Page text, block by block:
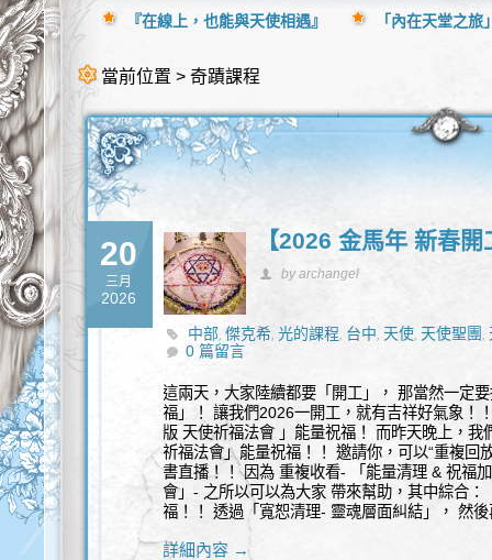
當前位置 > 奇蹟課程
20
三月
2026
【2026 金馬年 新春
by archangel
中部,傑克希,光的課程, 台中, 天使, 天使聖團 ,
何,能量,
0 篇留言
這兩天，大家陸續都要「開工」， 那當然一定
福」！ 讓我們2026一開工，就有吉祥好氣象！
版 天使祈福法會 」能量祝福！ 而昨天晚上，
祈福法會」能量祝福！！ 邀請你，可以“重複回
書直播！！ 因為 重複收看- 「能量清理 & 祝福
會」- 之所以可以為大家 帶來幫助，其中綜合
福！！ 透過「寬恕清理- 靈魂層面糾結」， 然
詳細內容 →
『在線上，也能與天使相遇』 「內在天堂之